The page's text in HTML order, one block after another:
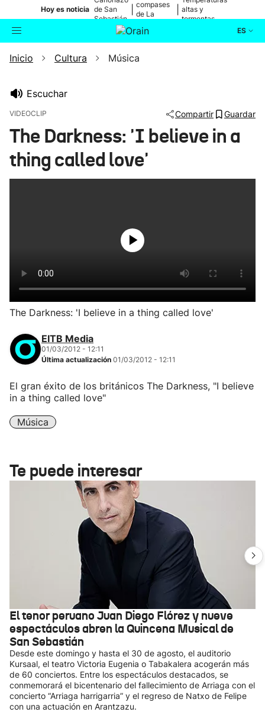
Hoy es noticia de San
Sebastián
compases
de La
altas y
tormentas
ES
Buscador Actualidad
Ikusmiran
Inicio Cultura Música
Escuchar
VIDEOCLIP Compartir Guardar
The Darkness: 'I believe in a
thing called love'
The Darkness: 'I believe in a thing called love'
EITB Media
01/03/2012 - 12:11
Última actualización 01/03/2012 - 12:11
El gran éxito de los británicos The Darkness, "I believe
in a thing called love"
Música
Te puede interesar
El tenor peruano Juan Diego Flórez y nueve
espectáculos abren la Quincena Musical de
San Sebastián
Desde este domingo y hasta el 30 de agosto, el auditorio
Kursaal, el teatro Victoria Eugenia o Tabakalera acogerán más
de 60 conciertos. Entre los espectáculos destacados, se
conmemorará el bicentenario del fallecimiento de Arriaga con el
concierto “Arriaga harrigarria” y el regreso de Natxo de Felipe
con una actuación en Arantzazu.